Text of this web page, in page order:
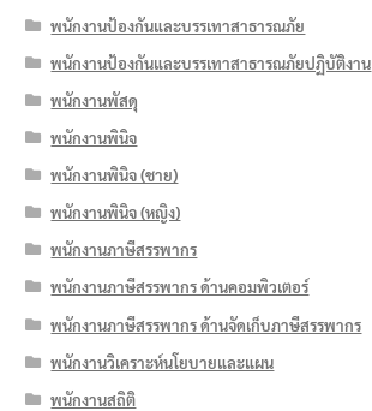
พนักงานป้องกันและบรรเทาสาธารณภัย
พนักงานป้องกันและบรรเทาสาธารณภัยปฏิบัติงาน
พนักงานพัสดุ
พนักงานพินิจ
พนักงานพินิจ (ชาย)
พนักงานพินิจ (หญิง)
พนักงานภาษีสรรพากร
พนักงานภาษีสรรพากร ด้านคอมพิวเตอร์
พนักงานภาษีสรรพากร ด้านจัดเก็บภาษีสรรพากร
พนักงานวิเคราะห์นโยบายและแผน
พนักงานสถิติ